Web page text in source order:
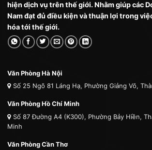
hiện dịch vụ trên thế giới. Nhằm giúp các
Nam đạt đủ điều kiện và thuận lợi trong
hóa tới thế giới.
Văn Phòng Hà Nội
Số 25 Ngõ 81 Láng Hạ, Phường Giảng Võ,
Văn Phòng Hồ Chí Minh
Số 87 Đường A4 (K300), Phường Bảy Hiền,
Minh
Văn Phòng Cần Thơ